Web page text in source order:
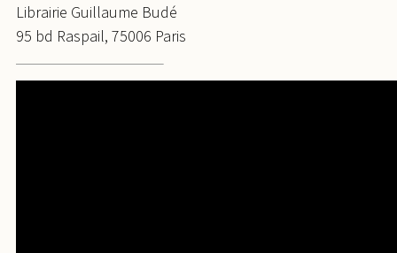
Librairie Guillaume Budé
95 bd Raspail, 75006 Paris